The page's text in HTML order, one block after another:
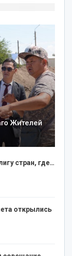
Жителей
стран, где…
открылись